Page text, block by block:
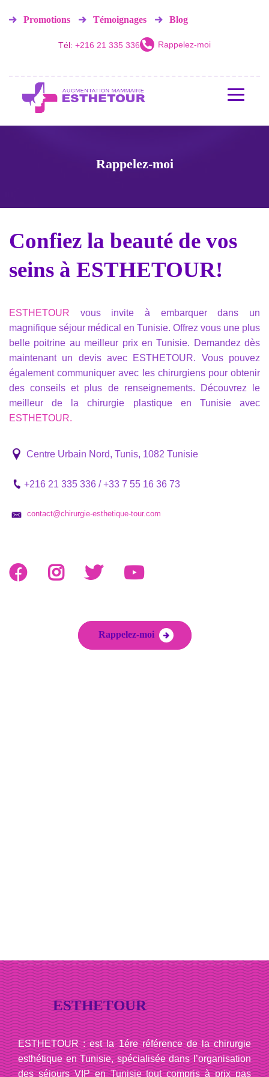
Promotions Témoignages Blog
Tél: +216 21 335 336 Rappelez-moi
Rappelez-moi
Confiez la beauté de vos
seins à ESTHETOUR!
ESTHETOUR vous invite à embarquer dans un
magnifique séjour médical en Tunisie. Offrez vous une plus
belle poitrine au meilleur prix en Tunisie. Demandez dès
maintenant un devis avec ESTHETOUR. Vous pouvez
également communiquer avec les chirurgiens pour obtenir
des conseils et plus de renseignements. Découvrez le
meilleur de la chirurgie plastique en Tunisie avec
ESTHETOUR.
Centre Urbain Nord, Tunis, 1082 Tunisie
+216 21 335 336 /+33 7 55 16 36 73
contact@chirurgie-esthetique-tour.com
Rappelez-moi
ESTHETOUR
ESTHETOUR : est la 1ére référence de la chirurgie
esthétique en Tunisie, spécialisée dans l’organisation
des séjours VIP en Tunisie tout compris à prix pas